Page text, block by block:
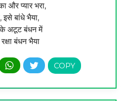
और प्यार भरा,
इसे बांधे भैया,
के अटूट बंधन में
रक्षा बंधन भैया